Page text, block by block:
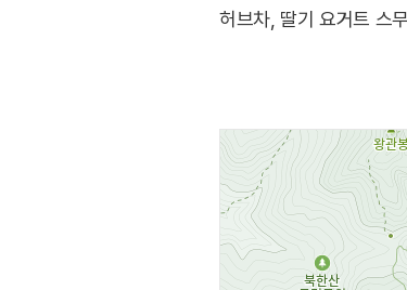
허브차, 딸기 요거트 스